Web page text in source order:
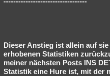
Dieser Anstieg ist allein auf
erhobenen Statistiken
meiner nächsten Posts INS
Statistik eine Hure ist, mit der